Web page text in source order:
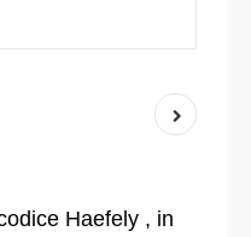
Haefely , in